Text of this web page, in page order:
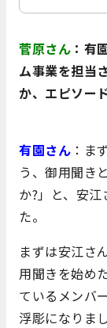
菅原さん ：有
ム事業を担当
か、エピソー
有園さん ：ま
う、御用聞き
か?」と、安
た。
まずは安江さ
用聞きを始め
ているメンバ
浮彫になりま